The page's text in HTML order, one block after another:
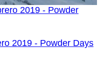
2019 - Powder Days